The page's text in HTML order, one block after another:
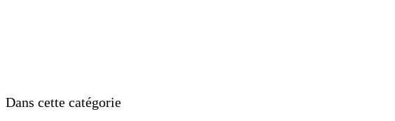
Dans cette catégorie